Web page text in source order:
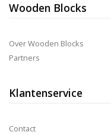
Wooden Blocks
Over Wooden Blocks
Partners
Klantenservice
Contact